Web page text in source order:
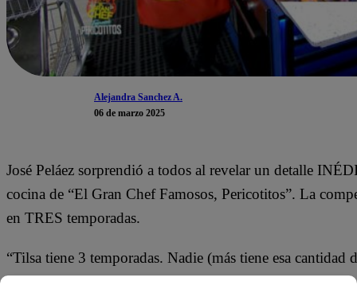
Alejandra Sanchez A.
06 de marzo 2025
José Peláez sorprendió a todos al revelar un detalle
cocina de “El Gran Chef Famosos, Pericotitos”. La
en TRES temporadas.
“Tilsa tiene 3 temporadas. Nadie (más tiene esa cantidad
“¿Ah sí? No, mentira”, respondió la modelo,